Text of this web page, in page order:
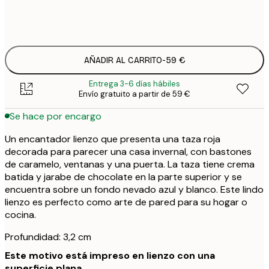
AÑADIR AL CARRITO-59 €
Entrega 3-6 días hábiles
Envío gratuito a partir de 59 €
Se hace por encargo
Un encantador lienzo que presenta una taza roja
decorada para parecer una casa invernal, con bastones
de caramelo, ventanas y una puerta. La taza tiene crema
batida y jarabe de chocolate en la parte superior y se
encuentra sobre un fondo nevado azul y blanco. Este lindo
lienzo es perfecto como arte de pared para su hogar o
cocina.
Profundidad: 3,2 cm
Este motivo está impreso en lienzo con una